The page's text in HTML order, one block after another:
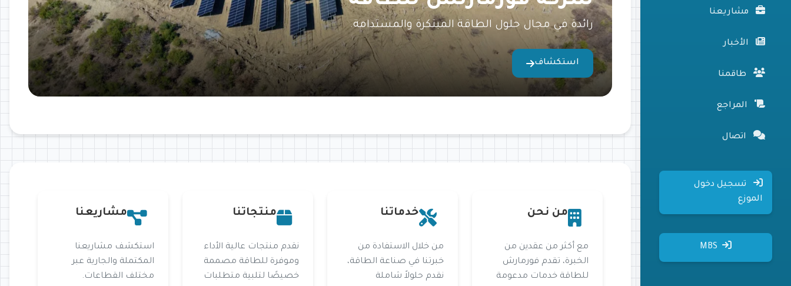
مشاريعنا
الأخبار
طاقمنا
المراجع
اتصال
تسجيل دخول
الموزع
رائدة في مجال حلول الطاقة المبتكرة والمستدامة.
استكشاف
من نحن
مع أكثر من عقدين من
الخبرة، تقدم فورمارش
للطاقة خدمات مدعومة
خدماتنا
من خلال الاستفادة من
خبرتنا في صناعة الطاقة،
نقدم حلولاً شاملة
منتجاتنا
نقدم منتجات عالية الأداء
وموفرة للطاقة مصممة
خصيصًا لتلبية متطلبات
مشاريعنا
استكشف مشاريعنا
المكتملة والجارية عبر
مختلف القطاعات.